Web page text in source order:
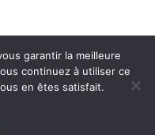
garantir la meilleure
continuez à utiliser ce
en êtes satisfait.